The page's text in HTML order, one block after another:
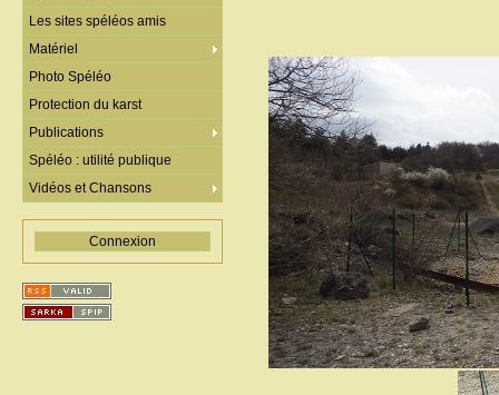
Les sites spéléos amis
Matériel
Photo Spéléo
Protection du karst
Publications
Spéléo : utilité publique
Vidéos et Chansons
Connexion